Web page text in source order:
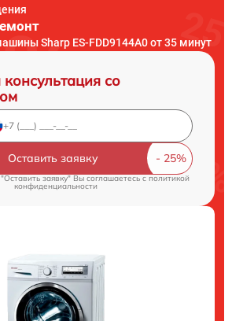
Sharp ES-FDD9144A0 от 35 минут
со
Оставить заявку
заявку" Вы соглашаетесь cполитикой
конфиденциальности